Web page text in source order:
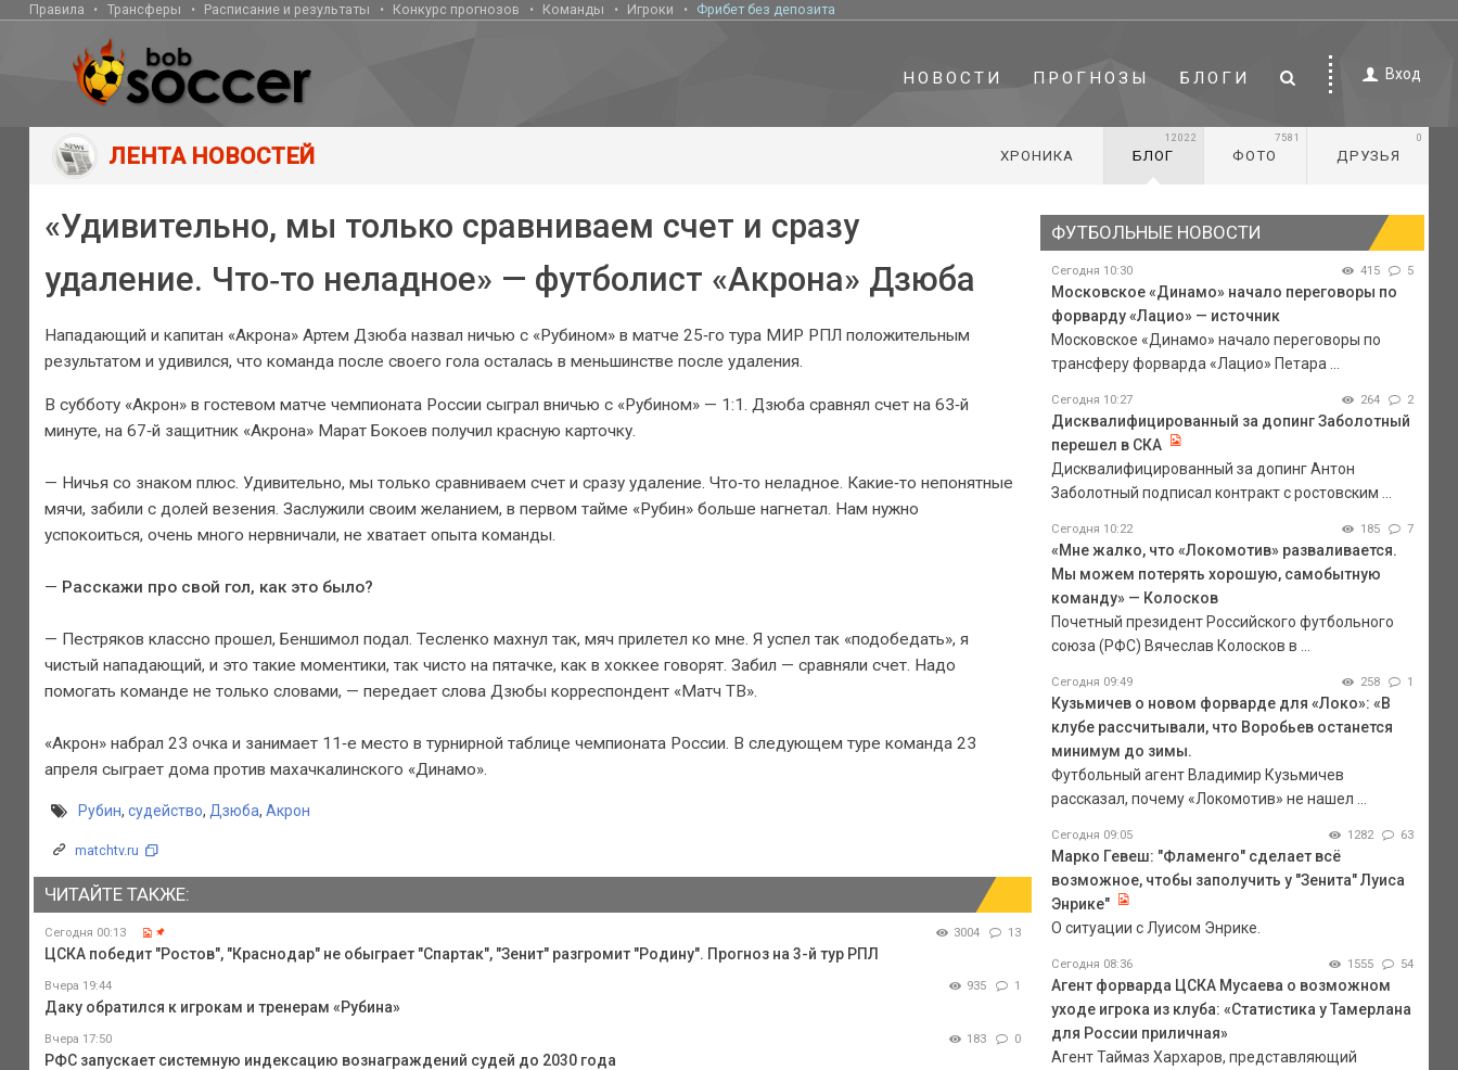
Правила Трансферы Расписание и результаты Конкурс прогнозов Команды Игроки Фрибет без депозита
НОВОСТИ ПРОГНОЗЫ БЛОГИ Вход
ЛЕНТА НОВОСТЕЙ ХРОНИКА БЛОГ
12022
ФОТО
7581
ДРУЗЬЯ
0
«Удивительно, мы только сравниваем счет и сразу
удаление. Что‑то неладное» — футболист «Акрона» Дзюба
Нападающий и капитан «Акрона» Артем Дзюба назвал ничью с «Рубином» в матче 25‑го тура МИР РПЛ положительным
результатом и удивился, что команда после своего гола осталась в меньшинстве после удаления.
В субботу «Акрон» в гостевом матче чемпионата России сыграл вничью с «Рубином» — 1:1. Дзюба сравнял счет на 63‑й
минуте, на 67‑й защитник «Акрона» Марат Бокоев получил красную карточку.
— Ничья со знаком плюс. Удивительно, мы только сравниваем счет и сразу удаление. Что‑то неладное. Какие‑то непонятные
мячи, забили с долей везения. Заслужили своим желанием, в первом тайме «Рубин» больше нагнетал. Нам нужно
успокоиться, очень много нервничали, не хватает опыта команды.
— Расскажи про свой гол, как это было?
— Пестряков классно прошел, Беншимол подал. Тесленко махнул так, мяч прилетел ко мне. Я успел так «подобедать», я
чистый нападающий, и это такие моментики, так чисто на пятачке, как в хоккее говорят. Забил — сравняли счет. Надо
помогать команде не только словами, — передает слова Дзюбы корреспондент «Матч ТВ».
«Акрон» набрал 23 очка и занимает 11‑е место в турнирной таблице чемпионата России. В следующем туре команда 23
апреля сыграет дома против махачкалинского «Динамо».
Рубин, судейство, Дзюба, Акрон
matchtv.ru
ЧИТАЙТЕ ТАКЖЕ:
Сегодня 00:13 3004 13
ЦСКА победит "Ростов", "Краснодар" не обыграет "Спартак", "Зенит" разгромит "Родину". Прогноз на 3-й тур РПЛ
Вчера 19:44 935 1
Даку обратился к игрокам и тренерам «Рубина»
Вчера 17:50 183 0
РФС запускает системную индексацию вознаграждений судей до 2030 года
ФУТБОЛЬНЫЕ НОВОСТИ
Сегодня 10:30 415 5
Московское «Динамо» начало переговоры по
форварду «Лацио» — источник
Московское «Динамо» начало переговоры по
трансферу форварда «Лацио» Петара ...
Сегодня 10:27 264 2
Дисквалифицированный за допинг Заболотный
перешел в СКА
Дисквалифицированный за допинг Антон
Заболотный подписал контракт с ростовским ...
Сегодня 10:22 185 7
«Мне жалко, что «Локомотив» разваливается.
Мы можем потерять хорошую, самобытную
команду» — Колосков
Почетный президент Российского футбольного
союза (РФС) Вячеслав Колосков в ...
Сегодня 09:49 258 1
Кузьмичев о новом форварде для «Локо»: «В
клубе рассчитывали, что Воробьев останется
минимум до зимы.
Футбольный агент Владимир Кузьмичев
рассказал, почему «Локомотив» не нашел ...
Сегодня 09:05 1282 63
Марко Гевеш: "Фламенго" сделает всё
возможное, чтобы заполучить у "Зенита" Луиса
Энрике"
О ситуации с Луисом Энрике.
Сегодня 08:36 1555 54
Агент форварда ЦСКА Мусаева о возможном
уходе игрока из клуба: «Статистика у Тамерлана
для России приличная»
Агент Таймаз Хархаров, представляющий